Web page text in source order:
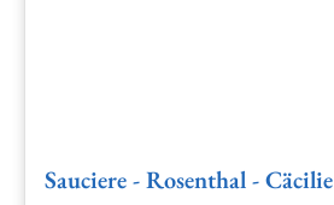
Sauciere - Rosenthal - Cäcilie